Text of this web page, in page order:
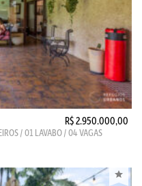
R$ 2.950.000,00
/ 01 LAVABO / 04 VAGAS